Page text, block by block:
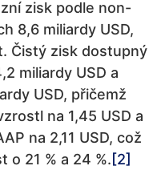
zisk podle non-
8,6 miliardy USD,
Čistý zisk dostupný
miliardy USD a
USD, přičemž
na 1,45 USD a
na 2,11 USD, což
o 21 % a 24 %.[2]